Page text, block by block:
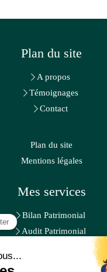
Plan du site
A propos
Témoignages
Contact
Plan du site
Mentions légales
Mes services
Bilan Patrimonial
Audit Patrimonial
Accompagnement personnalisé